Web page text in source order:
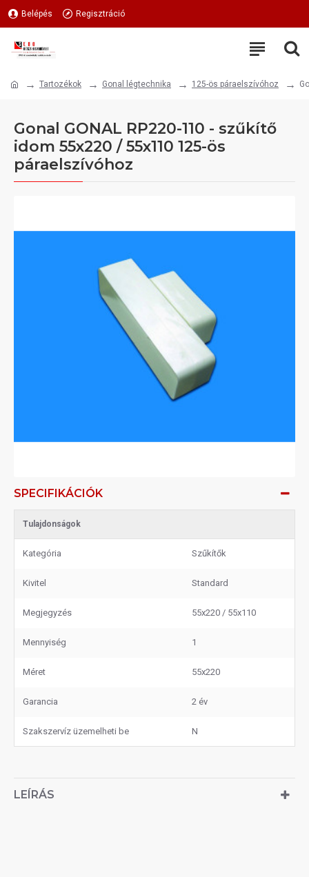
Belépés Regisztráció
Tartozékok Gonal légtechnika 125-ös páraelszívóhoz
Gonal GONAL RP220-110 - szűkítő
idom 55x220 / 55x110 125-ös
páraelszívóhoz
SPECIFIKÁCIÓK
Tulajdonságok
Kategória Szűkítők
Kivitel Standard
Megjegyzés 55x220 / 55x110
Mennyiség 1
Méret 55x220
Garancia 2 év
Szakszervíz üzemelheti be N
LEÍRÁS